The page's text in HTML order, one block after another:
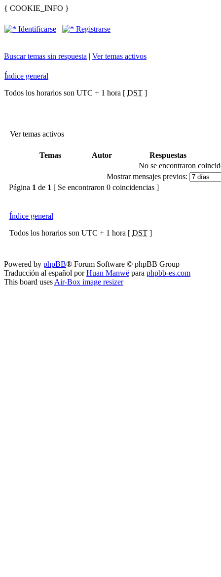
{ COOKIE_INFO }
Identificarse Registrarse
Buscar temas sin respuesta | Ver temas activos
Índice general
Todos los horarios son UTC + 1 hora [ DST ]
Ver temas activos
Temas Autor
Respuestas
No se encontraron
Mostrar mensajes previos:
Página 1 de 1 [ Se encontraron 0 coincidencias ]
Índice general
Todos los horarios son UTC + 1 hora [ DST ]
Powered by phpBB® Forum Software © phpBB Group
Traducción al español porHuan Manwë para phpbb-es.com
This board uses Air-Box image resizer